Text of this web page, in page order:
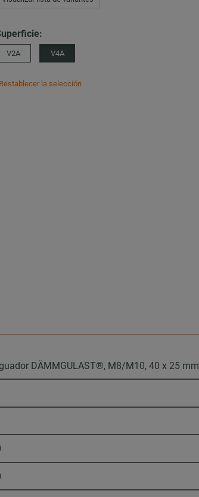
V2A V4A
Restablecer la selección
DÄMMGULAST®, M8/M10, 40 x 25 mm